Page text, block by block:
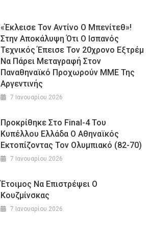
«Έκλεισε Τον Αντίνο Ο Μπενίτεθ»!
Στην Αποκάλυψη Ότι Ο Ισπανός
Τεχνικός Έπεισε Τον 20χρονο Εξτρέμ
Να Πάρει Μεταγραφή Στον
Παναθηναϊκό Προχωρούν ΜΜΕ Της
Αργεντινής
7 Ιανουαρίου 2026
Προκρίθηκε Στο Final-4 Του
Κυπέλλου Ελλάδα Ο Αθηναϊκός
Εκτοπίζοντας Τον Ολυμπιακό (82-70)
7 Ιανουαρίου 2026
Έτοιμος Να Επιστρέψει Ο
Κουζμίνσκας
7 Ιανουαρίου 2026